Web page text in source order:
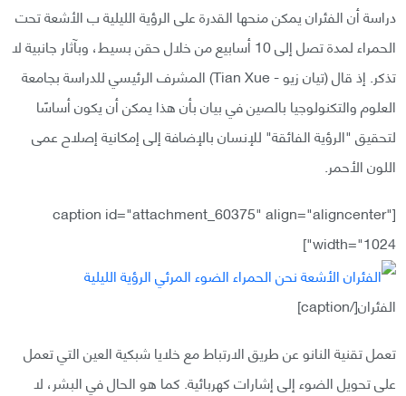
دراسة أن الفئران يمكن منحها القدرة على الرؤية الليلية ب الأشعة تحت
الحمراء لمدة تصل إلى 10 أسابيع من خلال حقن بسيط، وبآثار جانبية لا
تذكر. إذ قال (تيان زيو - Tian Xue) المشرف الرئيسي للدراسة بجامعة
العلوم والتكنولوجيا بالصين في بيان بأن هذا يمكن أن يكون أساسًا
لتحقيق "الرؤية الفائقة" للإنسان بالإضافة إلى إمكانية إصلاح عمى
اللون الأحمر.
[caption id="attachment_60375" align="aligncenter"
width="1024"]
الفئران[/caption]
تعمل تقنية النانو عن طريق الارتباط مع خلايا شبكية العين التي تعمل
على تحويل الضوء إلى إشارات كهربائية. كما هو الحال في البشر، لا